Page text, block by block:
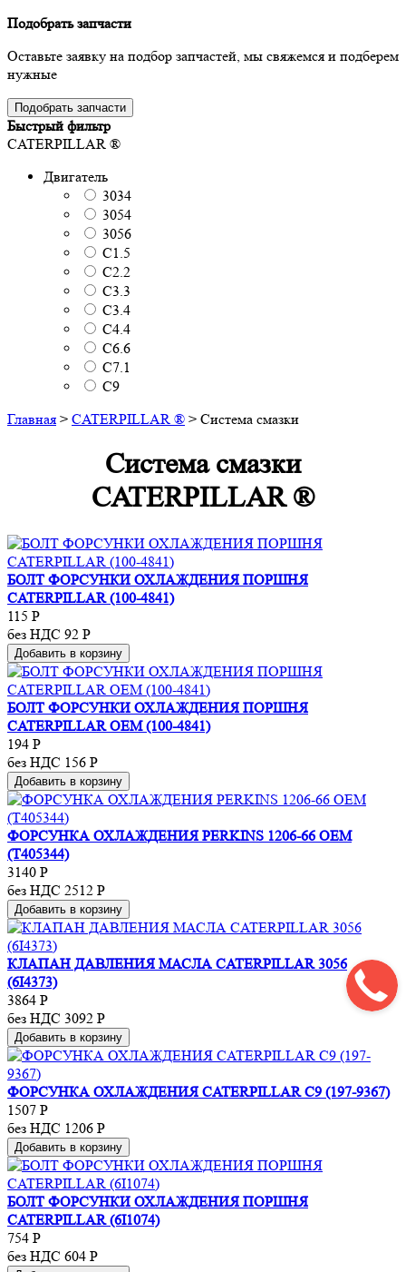
Подобрать запчасти
Оставьте заявку на подбор запчастей, мы свяжемся и подберем
нужные
Подобрать запчасти
Быстрый фильтр
CATERPILLAR ®
Двигатель
3034
3054
3056
C1.5
C2.2
C3.3
C3.4
C4.4
C6.6
C7.1
C9
Главная > CATERPILLAR ® > Система смазки
Система смазки
CATERPILLAR ®
БОЛТ ФОРСУНКИ ОХЛАЖДЕНИЯ ПОРШНЯ
CATERPILLAR (100-4841)
115 Р
без НДС 92 Р
Добавить в корзину
БОЛТ ФОРСУНКИ ОХЛАЖДЕНИЯ ПОРШНЯ
CATERPILLAR OEM (100-4841)
194 Р
без НДС 156 Р
Добавить в корзину
ФОРСУНКА ОХЛАЖДЕНИЯ PERKINS 1206-66 OEM
(T405344)
3140 Р
без НДС 2512 Р
Добавить в корзину
КЛАПАН ДАВЛЕНИЯ МАСЛА CATERPILLAR 3056
(6I4373)
3864 Р
без НДС 3092 Р
Добавить в корзину
ФОРСУНКА ОХЛАЖДЕНИЯ CATERPILLAR C9 (197-9367)
1507 Р
без НДС 1206 Р
Добавить в корзину
БОЛТ ФОРСУНКИ ОХЛАЖДЕНИЯ ПОРШНЯ
CATERPILLAR (6I1074)
754 Р
без НДС 604 Р